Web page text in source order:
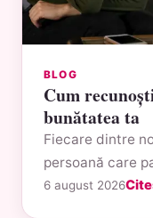
BLOG
Cum
bunătatea ta
Fiecare dintre
persoană care
6 august 2026